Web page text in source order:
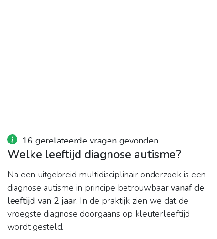
16 gerelateerde vragen gevonden
Welke leeftijd diagnose autisme?
Na een uitgebreid multidisciplinair onderzoek is een
diagnose autisme in principe betrouwbaar vanaf de
leeftijd van 2 jaar. In de praktijk zien we dat de
vroegste diagnose doorgaans op kleuterleeftijd
wordt gesteld.